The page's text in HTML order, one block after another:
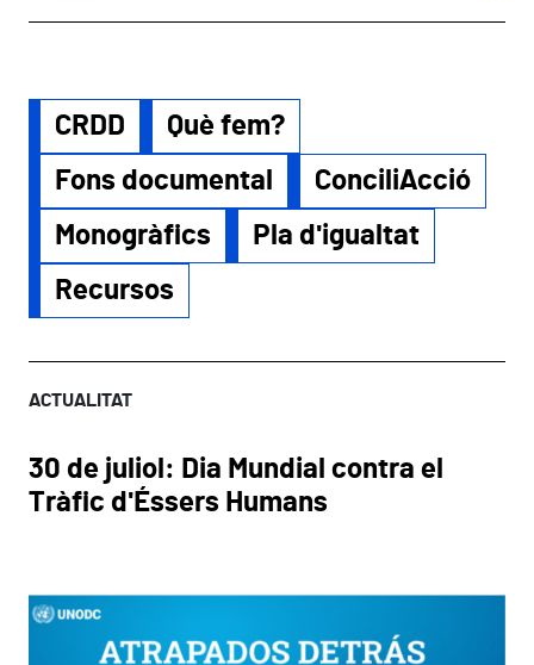
CRDD
Què fem?
Fons documental
ConciliAcció
Monogràfics
Pla d'igualtat
Recursos
ACTUALITAT
30 de juliol: Dia Mundial contra el
Tràfic d'Éssers Humans